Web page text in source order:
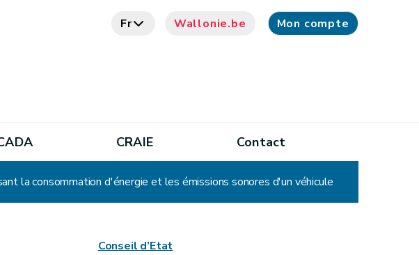
Fr Wallonie.be Mon compte
CRAIE Contact
la consommation d'énergie et les émissions sonores d'un véhicule
Conseil d’Etat